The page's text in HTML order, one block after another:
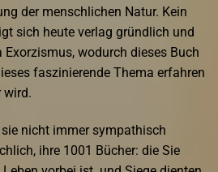
der menschlichen Natur. Kein
sich heute verlag gründlich und
wodurch dieses Buch
faszinierende Thema erfahren
wird.
nicht immer sympathisch
ihre 1001 Bücher: die Sie